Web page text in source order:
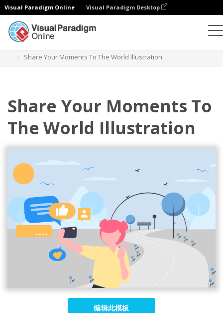
Visual Paradigm Online Visual Paradigm Desktop
Share Your Moments To The World Illustration
Share Your Moments To
The World Illustration
编辑此模板